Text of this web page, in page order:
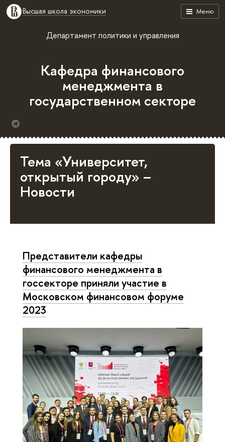
Меню
Высшая школа экономики
Департамент политики и управления
Кафедра финансового
менеджмента в
государственном секторе
Тема «Университет,
открытый городу» –
Новости
Представители кафедры
финансового менеджмента в
госсекторе приняли участие в
Московском финансовом форуме
2023